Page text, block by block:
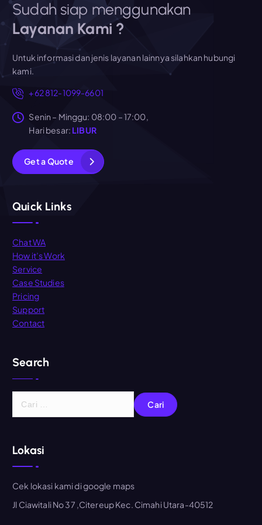
Sudah siap menggunakan
Layanan Kami ?
Untuk informasi dan jenis layanan lainnya silahkan hubungi
kami.
+62 812-1099-6601
Senin – Minggu: 08:00 – 17:00,
Hari besar: LIBUR
GetaQuote
Quick Links
Chat WA
How it’s Work
Service
Case Studies
Pricing
Support
Contact
Search
u
n
u
k
Lokasi
Cek lokasi kami di google maps
Jl Ciawitali No 37 ,Citereup Kec. Cimahi Utara-40512